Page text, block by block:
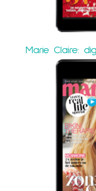
Marie Claire: